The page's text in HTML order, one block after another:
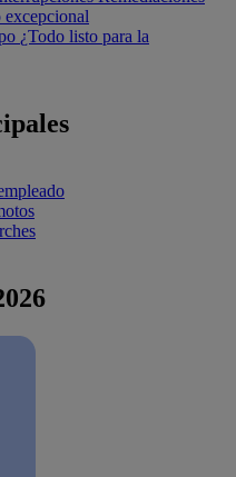
¿Todo listo para la